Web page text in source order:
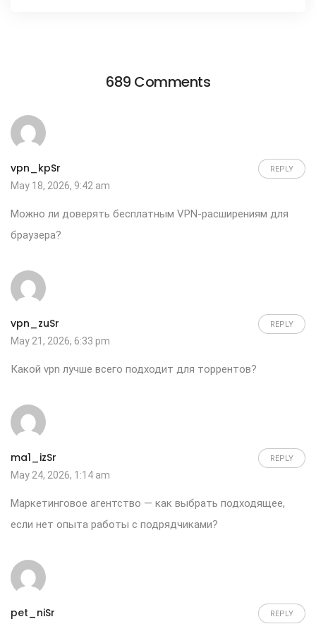
689 Comments
vpn_kpSr REPLY
May 18, 2026, 9:42 am
Можно ли доверять бесплатным VPN-расширениям для
браузера?
vpn_zuSr REPLY
May 21, 2026, 6:33 pm
Какой vpn лучше всего подходит для торрентов?
ma1_izSr REPLY
May 24, 2026, 1:14 am
Маркетинговое агентство — как выбрать подходящее,
если нет опыта работы с подрядчиками?
pet_niSr REPLY